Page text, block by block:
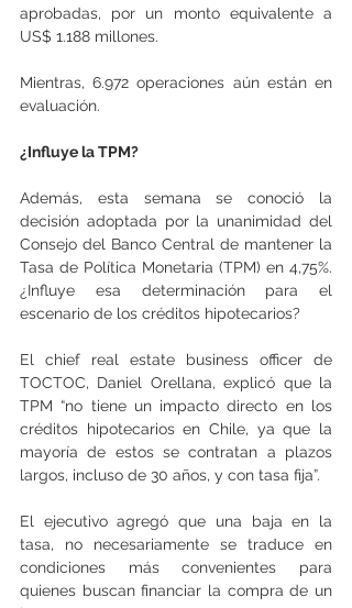
aprobadas, por un monto equivalente a
US$ 1.188 millones.
Mientras, 6.972 operaciones aún están en
evaluación.
¿Influye la TPM?
Además, esta semana se conoció la
decisión adoptada por la unanimidad del
Consejo del Banco Central de mantener la
Tasa de Política Monetaria (TPM) en 4,75%.
¿Influye esa determinación para el
escenario de los créditos hipotecarios?
El chief real estate business officer de
TOCTOC, Daniel Orellana, explicó que la
TPM “no tiene un impacto directo en los
créditos hipotecarios en Chile, ya que la
mayoría de estos se contratan a plazos
largos, incluso de 30 años, y con tasa fija”.
El ejecutivo agregó que una baja en la
tasa, no necesariamente se traduce en
condiciones más convenientes para
quienes buscan financiar la compra de un